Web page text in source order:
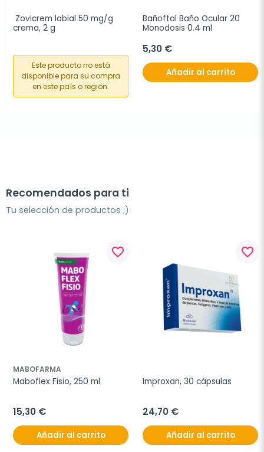
Zovicrem labial 50 mg/g
crema, 2 g
Este producto no está
disponible para su compra
en este país o región.
Bañoftal Baño Ocular 20
Monodosis 0.4 ml
5,30 €
Añadir al carrito
Recomendados para ti
Tu selección de productos ;)
favorite_border
MABOFARMA
Maboflex Fisio, 250 ml
15,30 €
Añadir al carrito
favorite_border
Improxan, 30 cápsulas
24,70 €
Añadir al carrito